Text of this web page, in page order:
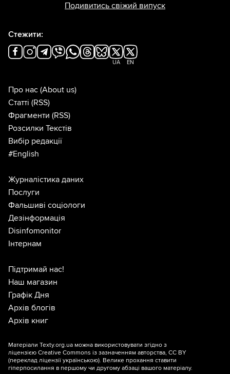
Подивитись свіжий випуск
Стежити:
UA EN
Про нас (About us)
Статті (RSS)
Фрагменти (RSS)
Розсилки Текстів
Вибір редакції
#English
Журналістика даних
Послуги
Фальшиві соціологи
Дезінформація
Disinfomonitor
Інтернам
Підтримай нас!
Наш магазин
Графік Дня
Архів блогів
Архів книг
Матеріали Texty.org.ua можна використовувати згідно з
ліцензією Creative Commons із зазначенням авторства, CC BY
(переклад ліцензії українською). Велике прохання ставити
гіперпосилання в першому чи другому абзаці вашого матеріалу.